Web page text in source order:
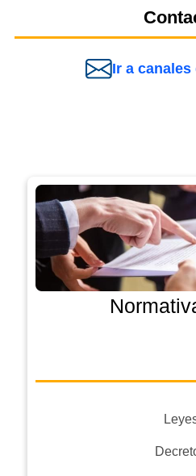
Ir a